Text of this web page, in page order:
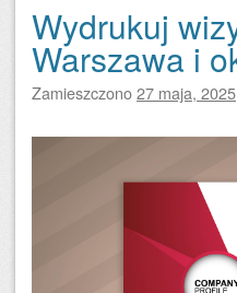
Wydrukuj
Warszawa i
Zamieszczono27 maja, 2025